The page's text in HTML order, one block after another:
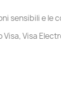
sensibili e le
Visa